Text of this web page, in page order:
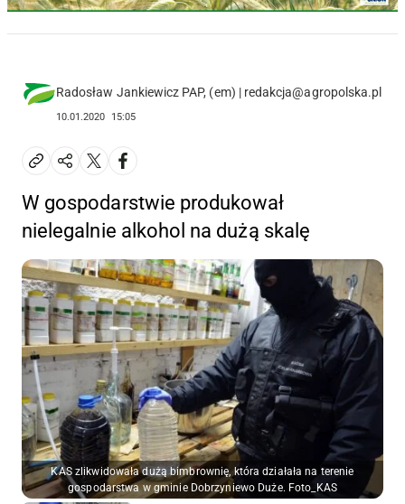
Radosław Jankiewicz PAP, (em) | redakcja@agropolska.pl
10.01.2020 15:05
W gospodarstwie produkował
nielegalnie alkohol na dużą skalę
KAS zlikwidowała dużą bimbrownię, która działała na terenie
gospodarstwa w gminie Dobrzyniewo Duże. Foto_KAS